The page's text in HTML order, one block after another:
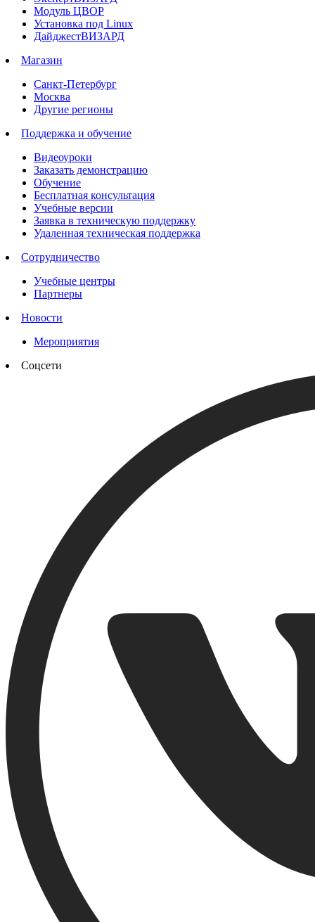
Модуль ЦВОР
Установка под Linux
ДайджестВИЗАРД
Магазин
Санкт-Петербург
Москва
Другие регионы
Поддержка и обучение
Видеоуроки
Заказать демонстрацию
Обучение
Бесплатная консультация
Учебные версии
Заявка в техническую поддержку
Удаленная техническая поддержка
Сотрудничество
Учебные центры
Партнеры
Новости
Мероприятия
Соцсети